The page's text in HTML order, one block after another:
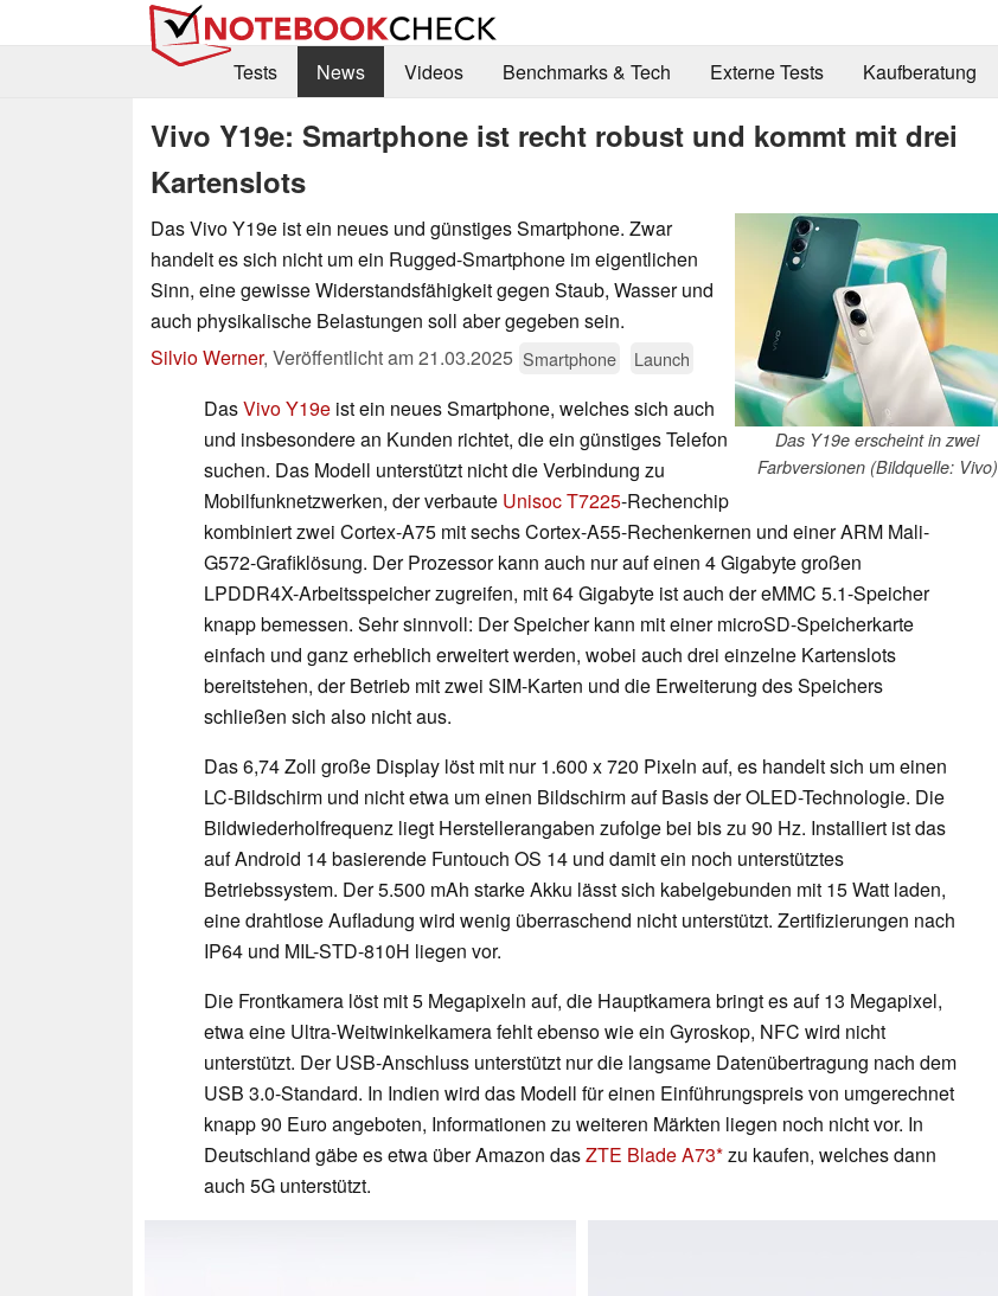
Tests
News Videos Benchmarks & Tech Externe Tests Kaufberatung
Vivo Y19e: Smartphone ist recht robust und kommt mit drei
Kartenslots
Das Y19e erscheint in zwei
Farbversionen (Bildquelle: Vivo)
Das Vivo Y19e ist ein neues und günstiges Smartphone. Zwar
handelt es sich nicht um ein Rugged-Smartphone im eigentlichen
Sinn, eine gewisse Widerstandsfähigkeit gegen Staub, Wasser und
auch physikalische Belastungen soll aber gegeben sein.
Silvio Werner, Veröffentlicht am21.03.2025 Smartphone Launch
DasVivo Y19e ist ein neues Smartphone, welches sich auch
und insbesondere an Kunden richtet, die ein günstiges Telefon
suchen. Das Modell unterstützt nicht die Verbindung zu
Mobilfunknetzwerken, der verbaute Unisoc T7225-Rechenchip
kombiniert zwei Cortex-A75 mit sechs Cortex-A55-Rechenkernen und einer ARM Mali-
G572-Grafiklösung. Der Prozessor kann auch nur auf einen 4 Gigabyte großen
LPDDR4X-Arbeitsspeicher zugreifen, mit 64 Gigabyte ist auch der eMMC 5.1-Speicher
knapp bemessen. Sehr sinnvoll: Der Speicher kann mit einer microSD-Speicherkarte
einfach und ganz erheblich erweitert werden, wobei auch drei einzelne Kartenslots
bereitstehen, der Betrieb mit zwei SIM-Karten und die Erweiterung des Speichers
schließen sich also nicht aus.
Das 6,74 Zoll große Display löst mit nur 1.600 x 720 Pixeln auf, es handelt sich um einen
LC-Bildschirm und nicht etwa um einen Bildschirm auf Basis der OLED-Technologie. Die
Bildwiederholfrequenz liegt Herstellerangaben zufolge bei bis zu 90 Hz. Installiert ist das
auf Android 14 basierende Funtouch OS 14 und damit ein noch unterstütztes
Betriebssystem. Der 5.500 mAh starke Akku lässt sich kabelgebunden mit 15 Watt laden,
eine drahtlose Aufladung wird wenig überraschend nicht unterstützt. Zertifizierungen nach
IP64 und MIL-STD-810H liegen vor.
Die Frontkamera löst mit 5 Megapixeln auf, die Hauptkamera bringt es auf 13 Megapixel,
etwa eine Ultra-Weitwinkelkamera fehlt ebenso wie ein Gyroskop, NFC wird nicht
unterstützt. Der USB-Anschluss unterstützt nur die langsame Datenübertragung nach dem
USB 3.0-Standard. In Indien wird das Modell für einen Einführungspreis von umgerechnet
knapp 90 Euro angeboten, Informationen zu weiteren Märkten liegen noch nicht vor. In
Deutschland gäbe es etwa über Amazon dasZTE Blade A73 zu kaufen, welches dann
auch 5G unterstützt.